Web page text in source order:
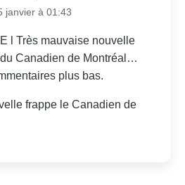
janvier à 01:43
l Très mauvaise nouvelle
Canadien de Montréal…
plus bas.
frappe le Canadien de